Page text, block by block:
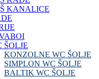
KANALICE
ŠOLJE
KONZOLNE WC ŠOLJE
SIMPLON WC ŠOLJE
BALTIK WC ŠOLJE